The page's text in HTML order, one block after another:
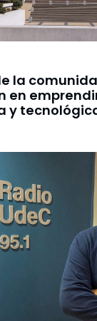
la
en
y